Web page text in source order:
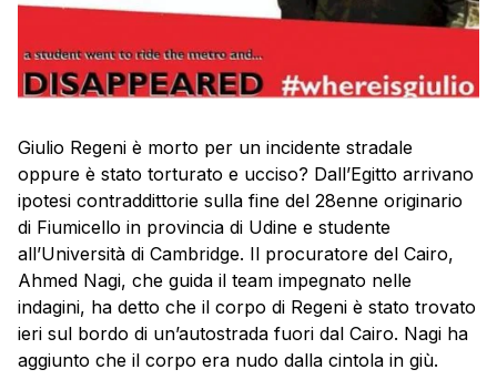
Giulio Regeni è morto per un incidente stradale
oppure è stato torturato e ucciso? Dall’Egitto arrivano
ipotesi contraddittorie sulla fine del 28enne originario
di Fiumicello in provincia di Udine e studente
all’Università di Cambridge. Il procuratore del Cairo,
Ahmed Nagi, che guida il team impegnato nelle
indagini, ha detto che il corpo di Regeni è stato trovato
ieri sul bordo di un’autostrada fuori dal Cairo. Nagi ha
aggiunto che il corpo era nudo dalla cintola in giù.